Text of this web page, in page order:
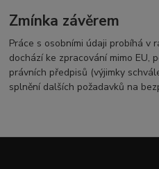
Zmínka závěrem
Práce s osobními údaji probíhá v
dochází ke zpracování mimo EU,
právních předpisů (výjimky
splnění dalších požadavků na